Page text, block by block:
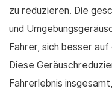
zu reduzieren. Die
und
Fahrer, sich besser
Diese
Fahrerlebnis